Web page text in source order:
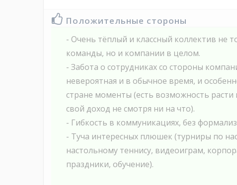
Положительные стороны
- Очень тёплый и классный коллектив не
команды, но и компании в целом.
- Забота о сотрудниках со стороны
невероятная и в обычное время, и
стране моменты (есть возможность расти
свой доход не смотря ни на что).
- Гибкость в коммуникациях, без
- Туча интересных плюшек (турниры по
настольному теннису, видеоиграм,
праздники, обучение).